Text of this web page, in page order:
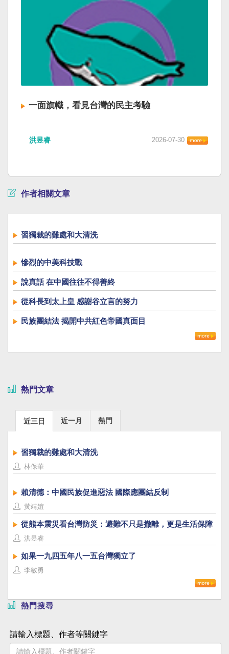
一面旗幟，看見台灣的民主考驗
洪昱睿 2026-07-30
作者相關文章
習獨裁的難處和大清洗
慘烈的中美科技戰
說真話 在中國往往不得善終
從科長到太上皇 感謝谷立言的努力
民族團結法 揭開中共紅色帝國真面目
熱門文章
近三日 近一月 熱門
習獨裁的難處和大清洗
林保華
賴清德：中國民族促進惡法 國際應團結反制
黃靖媗
從熊本震災看台灣防災：避難不只是撤離，更是生活保障
洪昱睿
如果一九四五年八一五台灣獨立了
李敏勇
熱門搜尋
請輸入標題、作者等關鍵字